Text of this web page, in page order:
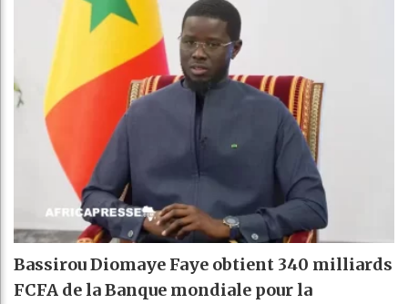
Bassirou Diomaye Faye obtient 340 milliards
FCFA de la Banque mondiale pour la